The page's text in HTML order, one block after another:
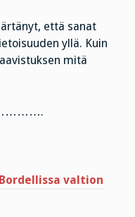
että sanat
yllä. Kuin
mitä
valtion